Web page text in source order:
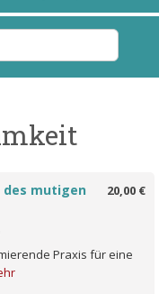
20,00 €
des mutigen
Praxis für eine